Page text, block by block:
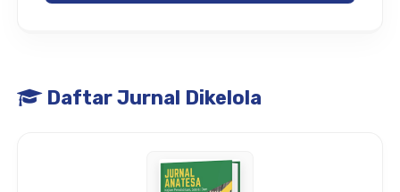
Daftar Jurnal Dikelola